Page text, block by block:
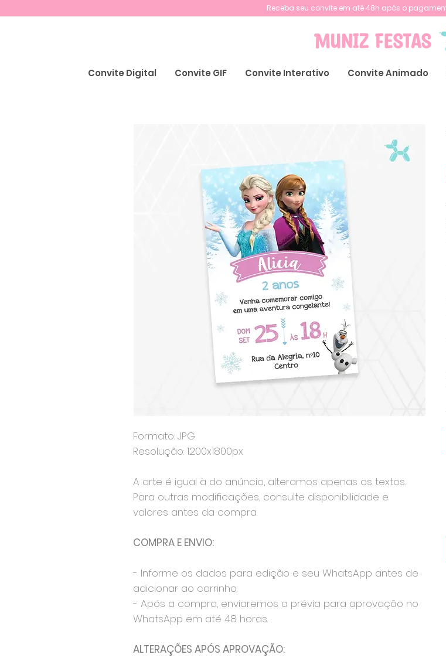
Receba seu convite em até 48h após o
Convite Digital Convite GIF Convite Interativo Convite Animado
Formato: JPG
Resolução: 1200x1800px
A arte é igual à do anúncio, alteramos apenas os textos.
Para outras modificações, consulte disponibilidade e
valores antes da compra.
COMPRA E ENVIO:
- Informe os dados para edição e seu WhatsApp antes de
adicionar ao carrinho.
- Após a compra, enviaremos a prévia para aprovação no
WhatsApp em até 48 horas.
ALTERAÇÕES APÓS APROVAÇÃO: